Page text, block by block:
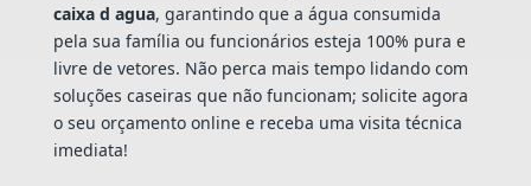
caixa d agua, garantindo que a água consumida
pela sua família ou funcionários esteja 100% pura e
livre de vetores. Não perca mais tempo lidando com
soluções caseiras que não funcionam; solicite agora
o seu orçamento online e receba uma visita técnica
imediata!